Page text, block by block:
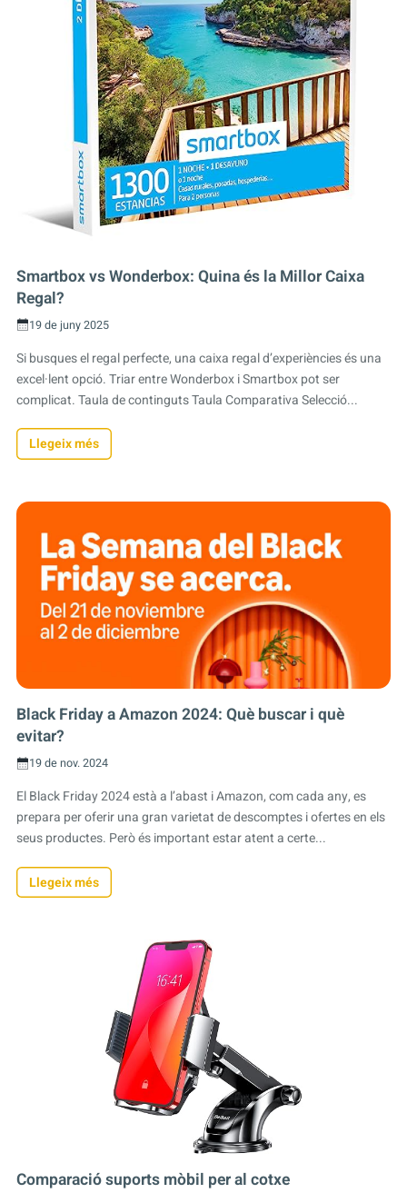
Smartbox vs Wonderbox: Quina és la Millor Caixa
Regal?
19 de juny 2025
Si busques el regal perfecte, una caixa regal d’experiències és una
excel·lent opció. Triar entre Wonderbox i Smartbox pot ser
complicat. Taula de continguts Taula Comparativa Selecció...
Llegeix més
Black Friday a Amazon 2024: Què buscar i què
evitar?
19 de nov. 2024
El Black Friday 2024 està a l’abast i Amazon, com cada any, es
prepara per oferir una gran varietat de descomptes i ofertes en els
seus productes. Però és important estar atent a certe...
Llegeix més
Comparació suports mòbil per al cotxe